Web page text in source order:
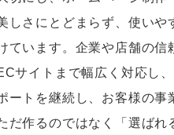
しさにとどまらず、使いや
ています。企業や店舗の信
サイトまで幅広く対応し
ートを継続し、お客様の事
だ作るのではなく「選ばれ